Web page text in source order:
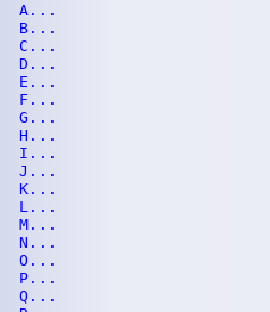
A...
B...
C...
D...
E...
F...
G...
H...
I...
J...
K...
L...
M...
N...
O...
P...
Q...